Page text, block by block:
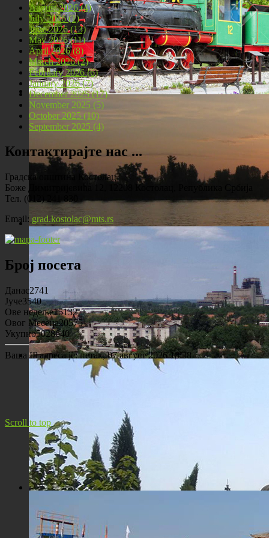
Локомотива у центру Костолца
Костолац на Дунаву
Панорама Костолца
August 2026 (4)
July 2026 (1)
June 2026 (13)
May 2026 (11)
April 2026 (8)
March 2026 (2)
February 2026 (6)
January 2026 (7)
December 2025 (17)
November 2025 (5)
October 2025 (10)
September 2025 (4)
Контактирајте нас ...
Градска општина Костолац
Боже Димитријевића 12, 12208 Костолац, Република Србија
Тел. (012) 241 830
Email: grad.kostolac@mts.rs
Број посета
Данас2741
Јуче3540
Ове недеље15132
Овог Месеца20575
Укупно5028640
Ваша IP адреса је:петак, 07 август 2026 18:38
Scroll to top